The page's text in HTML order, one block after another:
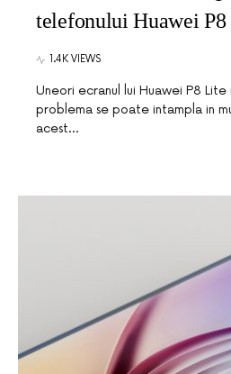
telefonului Huawei
1.4K VIEWS
Uneori ecranul lui Huawei P8
problema se poate intampla in
acest…